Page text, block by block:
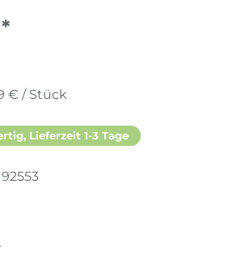
*
€ / Stück
Lieferzeit 1-3 Tage
92553